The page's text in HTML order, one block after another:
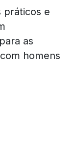
práticos e
as
homens